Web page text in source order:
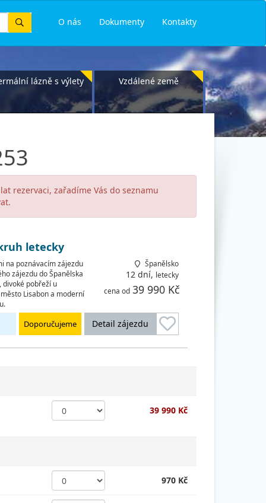
Kontakty
Dokumenty
O nás
lázně s výlety Vzdálené země
rezervaci, zařadíme Vás do seznamu
letecky
na poznávacím zájezdu
zájezdu do Španělska
pobřeží u
Lisabon a moderní
Španělsko
12 dní, letecky
cena od 39 990 Kč
Detail zájezdu
Doporučujeme
39 990 Kč
970 Kč